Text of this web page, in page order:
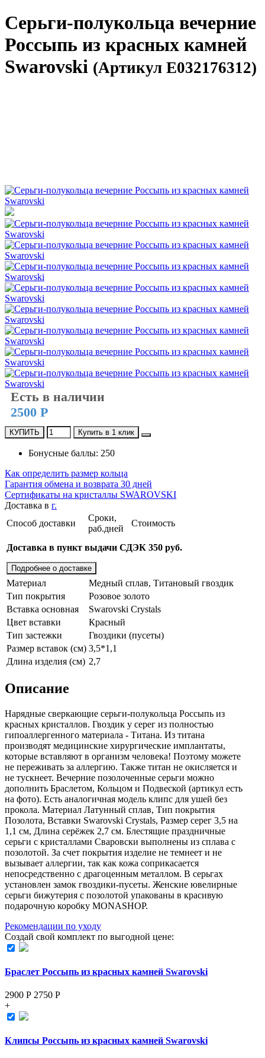
Серьги-полукольца вечерние
Россыпь из красных камней
Swarovski (Артикул E032176312)
Есть в наличии
2500 Р
КУПИТЬ Купить в 1 клик
Бонусные баллы: 250
Как определить размер кольца
Гарантия обмена и возврата 30 дней
Сертификаты на кристаллы SWAROVSKI
Доставка в г.
Способ доставки
Сроки,
раб.дней
Стоимость
Доставка в пункт выдачи СДЭК 350 руб.
Подробнее о доставке
Материал
Медный сплав, Титановый гвоздик
Тип покрытия
Розовое золото
Вставка основная
Swarovski Crystals
Цвет вставки
Красный
Тип застежки
Гвоздики (пусеты)
Размер вставок (см) 3,5*1,1
Длина изделия (см) 2,7
Описание
Нарядные сверкающие серьги-полукольца Россыпь из
красных кристаллов. Гвоздик у серег из полностью
гипоаллергенного материала - Титана. Из титана
производят медицинские хирургические имплантаты,
которые вставляют в организм человека! Поэтому можете
не переживать за аллергию. Также титан не окисляется и
не тускнеет. Вечерние позолоченные серьги можно
дополнить Браслетом, Кольцом и Подвеской (aртикул есть
на фoто). Есть аналогичная модель клипс для ушей без
прокола. Материал Латунный сплав, Тип покрытия
Позолота, Вставки Swarovski Crystals, Размер серег 3,5 на
1,1 см, Длина серёжек 2,7 см. Блестящие праздничные
серьги с кристаллами Сваровски выполнены из сплава с
позолотой. За счет покрытия изделие не темнеет и не
вызывает аллергии, так как кожа соприкасается
непосредственно с драгоценным металлом. В серьгах
установлен замок гвоздики-пусеты. Женские ювелирные
серьги бижутерия с позолотой упакованы в красивую
подарочную коробку MONASHOP.
Рекомендации по уходу
Создай свой комплект по выгодной цене:
Браслет Россыпь из красных камней Swarovski
2900 Р 2750 Р
+
Клипсы Россыпь из красных камней Swarovski